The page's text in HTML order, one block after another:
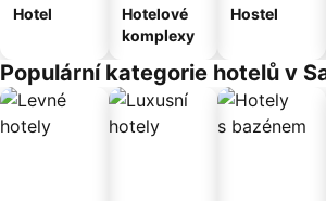
Hotel
Hotelové
komplexy
Hostel
Populární kategorie hotelů v